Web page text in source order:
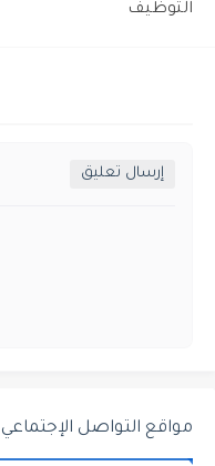
التوظيف
إرسال تعليق
مواقع التواصل الإجتماعي